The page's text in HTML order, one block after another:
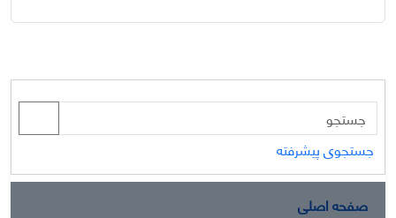
جستجوی پیشرفته
صفحه اصلی